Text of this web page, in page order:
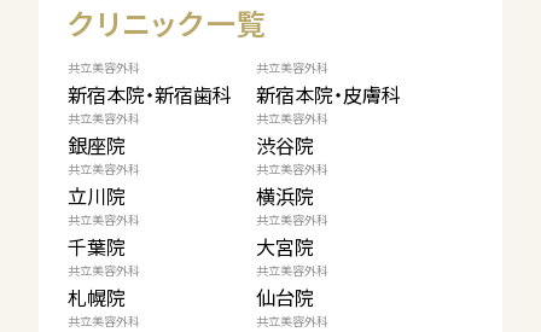
クリニック一覧
共立美容外科
新宿本院・新宿歯科
共立美容外科
新宿本院・皮膚科
共立美容外科
銀座院
共立美容外科
渋谷院
共立美容外科
立川院
共立美容外科
横浜院
共立美容外科
千葉院
共立美容外科
大宮院
共立美容外科
札幌院
共立美容外科
仙台院
共立美容外科 共立美容外科